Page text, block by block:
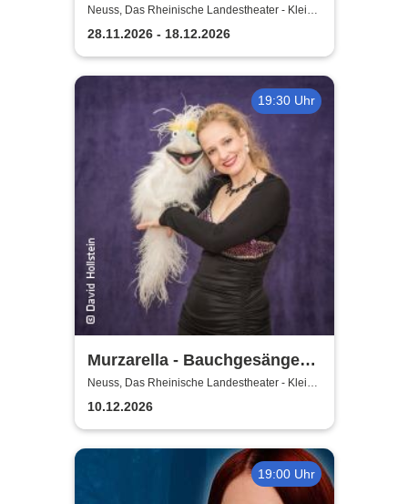
Rheinisches Landestheater
Neuss
Neuss, Das Rheinische Landestheater - Kleine
Bühne
28.11.2026 - 18.12.2026
19:30 Uhr
Murzarella - Bauchgesänge
und andere Ungereimtheiten
Neuss, Das Rheinische Landestheater - Kleine
Bühne
10.12.2026
19:00 Uhr